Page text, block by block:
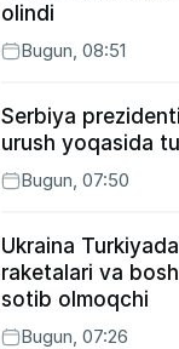
olindi
Bugun, 08:51
Serbiya
urush yoqasida
Bugun, 07:50
Ukraina
raketalari va
sotib olmoqchi
Bugun, 07:26